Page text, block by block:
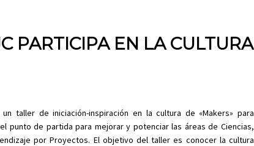
PARTICIPA EN LA CULTURA
taller de iniciación-inspiración en la cultura de «Makers» para
punto de partida para mejorar y potenciar las áreas de Ciencias,
por Proyectos. El objetivo del taller es conocer la cultura